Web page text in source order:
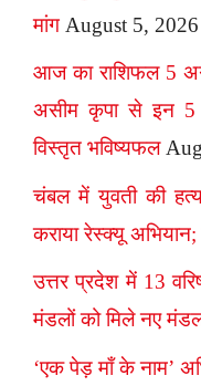
मांग August 5, 2026
आज का राशिफल 5
असीम कृपा से इन 5
विस्तृत भविष्यफल
चंबल में युवती की
कराया रेस्क्यू अभियान;
उत्तर प्रदेश में 13
मंडलों को मिले नए
‘एक पेड़ माँ के नाम’